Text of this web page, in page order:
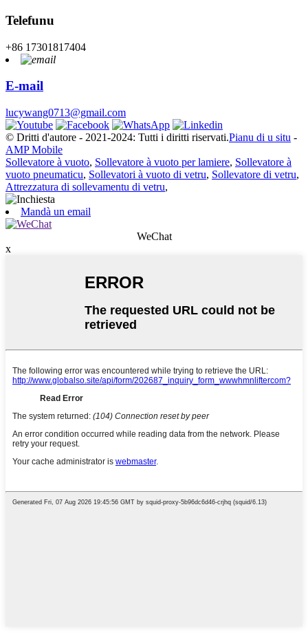
Telefunu
+86 17301817404
E-mail
lucywang0713@gmail.com
© Dritti d'autore - 2021-2024: Tutti i diritti riservati.Pianu di u situ -
AMP Mobile
Sollevatore à vuoto, Sollevatore à vuoto per lamiere, Sollevatore à
vuoto pneumaticu, Sollevatori à vuoto di vetru, Sollevatore di vetru,
Attrezzatura di sollevamentu di vetru,
Mandà un email
WeChat
x